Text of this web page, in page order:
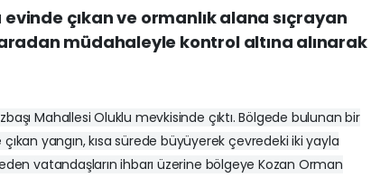
çıkan ve ormanlık alana sıçrayan
müdahaleyle kontrol altına alınarak
Mahallesi Oluklu mevkisinde çıktı. Bölgede bulunan bir
yangın, kısa sürede büyüyerek çevredeki iki yayla
vatandaşların ihbarı üzerine bölgeye Kozan Orman